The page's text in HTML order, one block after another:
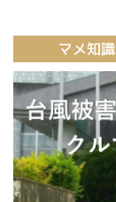
マメ知識